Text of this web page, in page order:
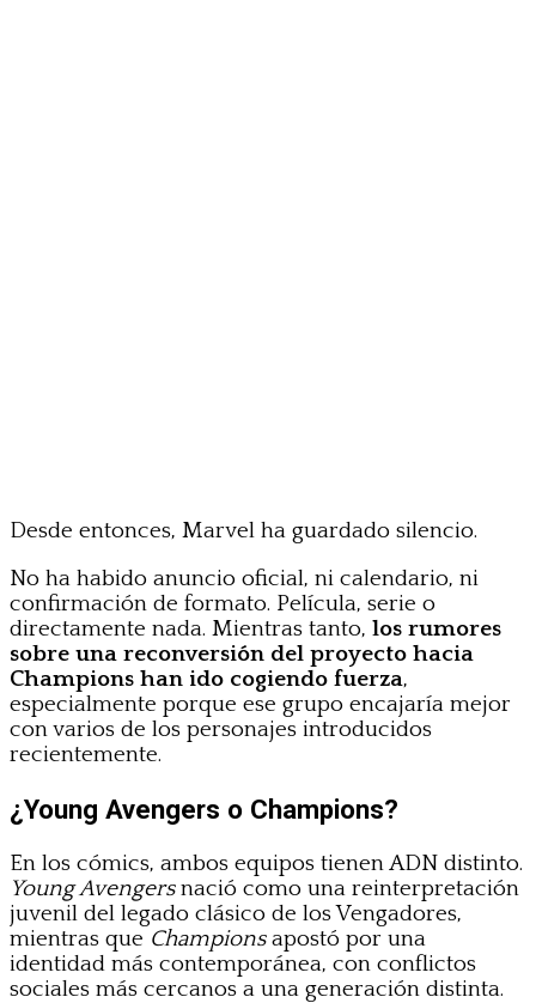
Desde entonces, Marvel ha guardado silencio.
No ha habido anuncio oficial, ni calendario, ni
confirmación de formato. Película, serie o
directamente nada. Mientras tanto, los rumores
sobre una reconversión del proyecto hacia
Champions han ido cogiendo fuerza,
especialmente porque ese grupo encajaría mejor
con varios de los personajes introducidos
recientemente.
¿Young Avengers o Champions?
En los cómics, ambos equipos tienen ADN distinto.
Young Avengersnació como una reinterpretación
juvenil del legado clásico de los Vengadores,
mientras que Championsapostó por una
identidad más contemporánea, con conflictos
sociales más cercanos a una generación distinta.